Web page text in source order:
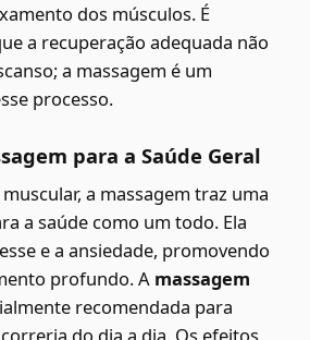
dos músculos. É
a recuperação adequada não
a massagem é um
processo.
para a Saúde Geral
a massagem traz uma
a saúde como um todo. Ela
e a ansiedade, promovendo
profundo. A massagem
recomendada para